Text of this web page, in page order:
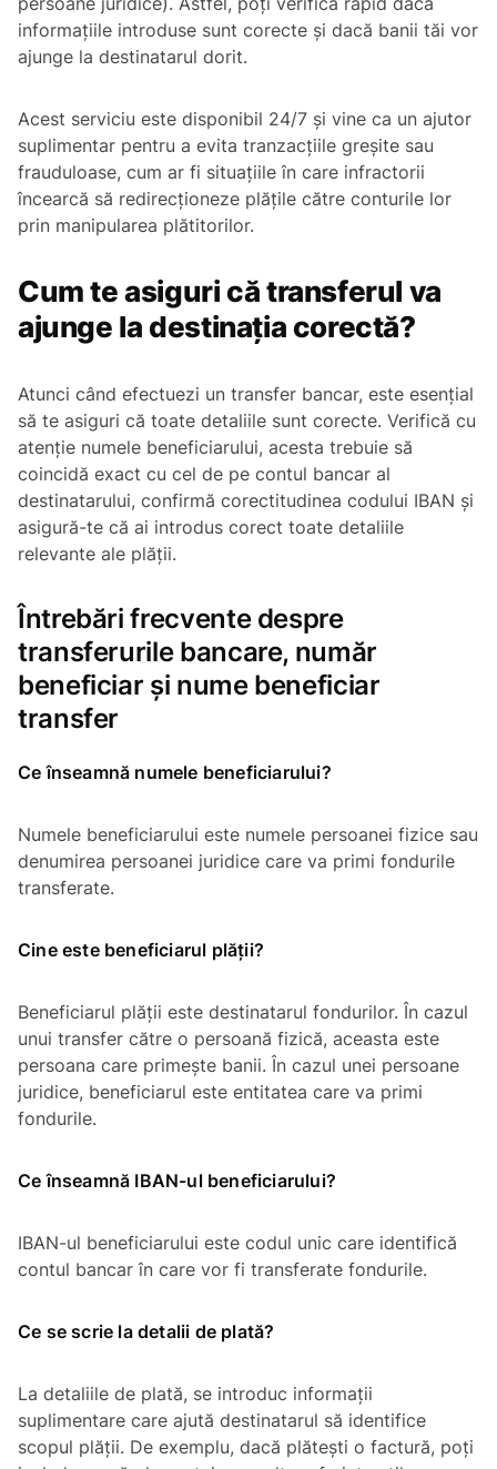
informațiile introduse sunt corecte și dacă banii tăi vor
ajunge la destinatarul dorit.
Acest serviciu este disponibil 24/7 și vine ca un ajutor
suplimentar pentru a evita tranzacțiile greșite sau
frauduloase, cum ar fi situațiile în care infractorii
încearcă să redirecționeze plățile către conturile lor
prin manipularea plătitorilor.
Cum te asiguri că transferul va
ajunge la destinația corectă?
Atunci când efectuezi un transfer bancar, este esențial
să te asiguri că toate detaliile sunt corecte. Verifică cu
atenție numele beneficiarului, acesta trebuie să
coincidă exact cu cel de pe contul bancar al
destinatarului, confirmă corectitudinea codului IBAN și
asigură-te că ai introdus corect toate detaliile
relevante ale plății.
Întrebări frecvente despre
transferurile bancare, număr
beneficiar și nume beneficiar
transfer
Ce înseamnă numele beneficiarului?
Numele beneficiarului este numele persoanei fizice sau
denumirea persoanei juridice care va primi fondurile
transferate.
Cine este beneficiarul plății?
Beneficiarul plății este destinatarul fondurilor. În cazul
unui transfer către o persoană fizică, aceasta este
persoana care primește banii. În cazul unei persoane
juridice, beneficiarul este entitatea care va primi
fondurile.
Ce înseamnă IBAN-ul beneficiarului?
IBAN-ul beneficiarului este codul unic care identifică
contul bancar în care vor fi transferate fondurile.
Ce se scrie la detalii de plată?
La detaliile de plată, se introduc informații
suplimentare care ajută destinatarul să identifice
scopul plății. De exemplu, dacă plătești o factură, poți